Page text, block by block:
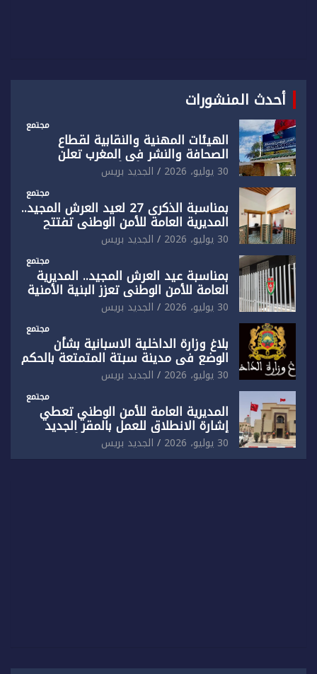
أحدث المنشورات
مجتمع
الهيئات المهنية والنقابية لقطاع
الصحافة والنشر في المغرب تعلن
رفضها القاطع لـ”أي أجندة انتخابية
مُعدة على مقاس سياسي ومصلحي
ضيق”
30 يوليو، 2026 الجديد بريس
مجتمع
بمناسبة الذكرى 27 لعيد العرش المجيد..
المديرية العامة للأمن الوطني تفتتح
المقر الجديد لفرقة الشرطة السياحية
بفاس30 يوليو، 2026 الجديد بريس
مجتمع
بمناسبة عيد العرش المجيد.. المديرية
العامة للأمن الوطني تعزز البنية الأمنية
بالناظور بإحداث فرقتين جديدتين
30 يوليو، 2026 الجديد بريس
مجتمع
بلاغ وزارة الداخلية الاسبانية بشأن
الوضع في مدينة سبتة المتمتعة بالحكم
الذاتي
30 يوليو، 2026 الجديد بريس
مجتمع
المديرية العامة للأمن الوطني تعطي
إشارة الانطلاق للعمل بالمقر الجديد
للدائرة الثالثة للشرطة بولاية أمن العيون
30 يوليو، 2026 الجديد بريس